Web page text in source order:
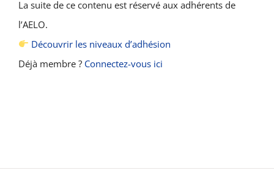
La suite de ce contenu est réservé aux adhérents de
l’AELO.
Découvrir les niveaux d’adhésion
Déjà membre ? Connectez-vous ici